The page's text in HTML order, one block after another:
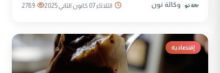
وكالة نون الثلاثاء 07 كانون الثاني 2025 2789
إقتصادية